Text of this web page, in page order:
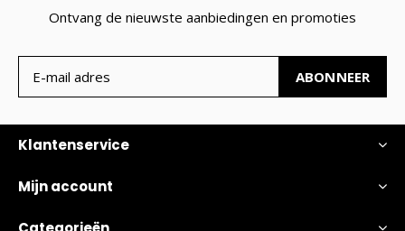
Ontvang de nieuwste aanbiedingen en promoties
ABONNEER
Klantenservice
Mijn account